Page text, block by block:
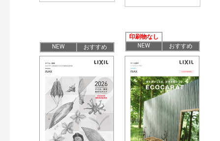
NEW おすすめ
印刷物なし
NEW
おすすめ